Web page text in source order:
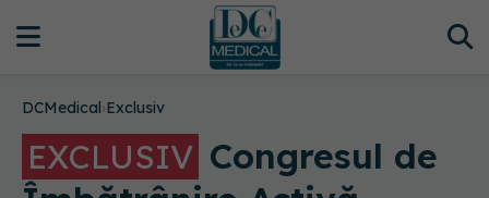
DCMedical›Exclusiv
EXCLUSIV Congresul de